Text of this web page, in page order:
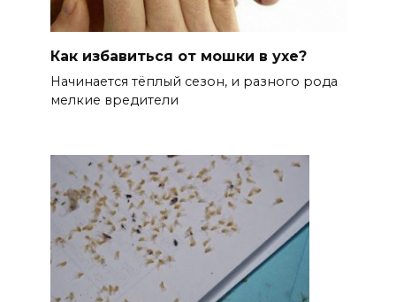
Как избавиться от мошки в ухе?
Начинается тёплый сезон, и разного рода
мелкие вредители